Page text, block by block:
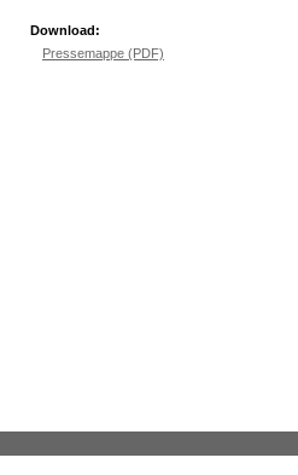
Download:
Pressemappe (PDF)